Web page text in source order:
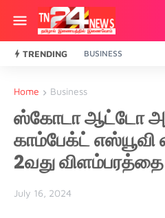
TRENDING BUSINESS
Home Business
ஸ்கோடா ஆட்டோ
காம்பேக்ட் எஸ்யூவி
2வது விளம்பரத்தை
July 16, 2024